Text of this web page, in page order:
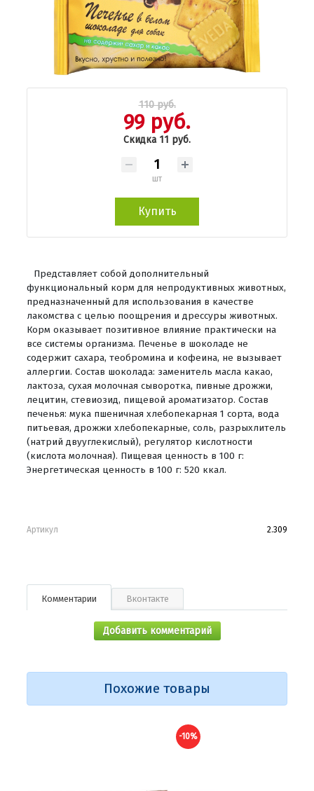
110 руб.
99 руб.
Скидка 11 руб.
шт
Купить
Представляет собой дополнительный
функциональный корм для непродуктивных животных,
предназначенный для использования в качестве
лакомства с целью поощрения и дрессуры животных.
Корм оказывает позитивное влияние практически на
все системы организма. Печенье в шоколаде не
содержит сахара, теобромина и кофеина, не вызывает
аллергии. Состав шоколада: заменитель масла какао,
лактоза, сухая молочная сыворотка, пивные дрожжи,
лецитин, стевиозид, пищевой ароматизатор. Состав
печенья: мука пшеничная хлебопекарная 1 сорта, вода
питьевая, дрожжи хлебопекарные, соль, разрыхлитель
(натрий двууглекислый), регулятор кислотности
(кислота молочная). Пищевая ценность в 100 г:
Энергетическая ценность в 100 г: 520 ккал.
Артикул 2.309
Комментарии Вконтакте
Добавить комментарий
Похожие товары